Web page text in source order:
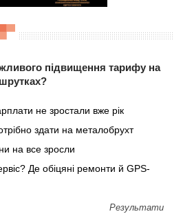
підвищення тарифу на
не зростали вже рік
здати на металобрухт
на все зросли
Де обіцяні ремонти й GPS-
Результати